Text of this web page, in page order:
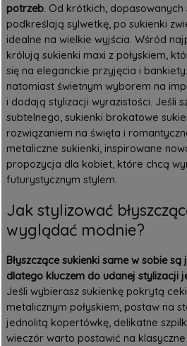
potrzeb. Od krótkich, dopasowanych
podkreślają sylwetkę, po sukienki
idealne na wielkie wyjścia. Wśród
królują sukienki maxi z połyskiem,
się na eleganckie przyjęcia i bankiety.
natomiast świetnym wyborem na
i dodają stylizacji wyrazistości. Jeśli
subtelnego, sukienki brokatowe
rozwiązaniem na święta i
metaliczne sukienki, inspirowane
propozycja dla kobiet, które chcą
futurystycznym stylem.
Jak stylizować
wyglądać modnie?
Błyszczące sukienki same w sobie
dlatego kluczem do udanej stylizacji
Jeśli wybierasz sukienkę pokrytą
metalicznym połyskiem, postaw na
jednolitą kopertówkę, delikatne
wieczór warto postawić na